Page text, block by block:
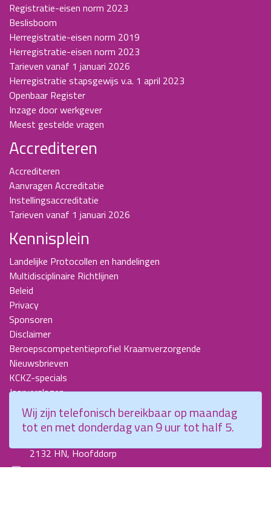
Registratie-eisen norm 2023
Beslisboom
Herregistratie-eisen norm 2019
Herregistratie-eisen norm 2023
Tarieven vanaf 1 januari 2026
Herregistratie stapsgewijs v.a. 1 april 2023
Openbaar Register
Inzage door werkgever
Meest gestelde vragen
Accrediteren
Accrediteren
Aanvragen Accreditatie
Instellingsaccreditatie
Tarieven vanaf 1 januari 2026
Kennisplein
Landelijke Protocollen en handelingen
Multidisciplinaire Richtlijnen
Beleid
Privacy
Sponsoren
Disclaimer
Beroepscompetentieprofiel Kraamverzorgende
Nieuwsbrieven
KCKZ-specials
Jaarverslagen
Contact
2132 HN, Hoofddorp
Wij zijn telefonisch bereikbaar op maandag
tot en met donderdag van 9 uur tot half 5.